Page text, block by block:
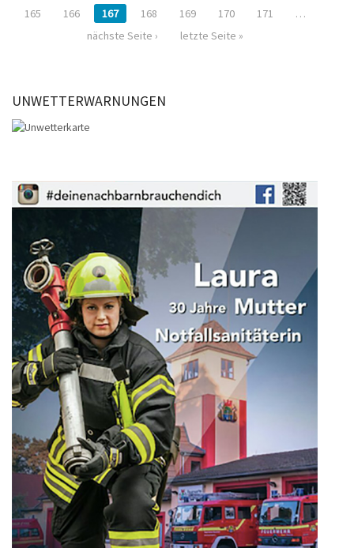
165
166 167 168 169 170 171
…
nächste Seite ›
letzte Seite »
UNWETTERWARNUNGEN